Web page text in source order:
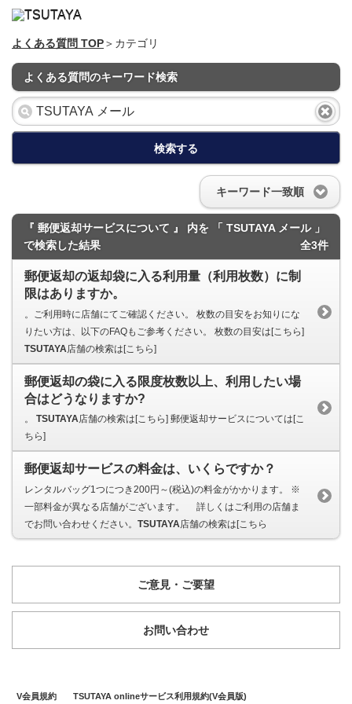
よくある質問 TOP＞カテゴリ
よくある質問のキーワード検索
検索する
キーワード一致順
『 郵便返却サービスについて 』 内を 「 TSUTAYA メール 」
で検索した結果
全3件
郵便返却の返却袋に入る利用量（利用枚数）に制
限はありますか。
。ご利用時に店舗にてご確認ください。 枚数の目安をお知りにな
りたい方は、以下のFAQもご参考ください。 枚数の目安は[こちら]
TSUTAYA店舗の検索は[こちら]
郵便返却の袋に入る限度枚数以上、利用したい場
合はどうなりますか?
。 TSUTAYA店舗の検索は[こちら] 郵便返却サービスについては[こ
ちら]
郵便返却サービスの料金は、いくらですか？
レンタルバッグ1つにつき200円～(税込)の料金がかかります。 ※
一部料金が異なる店舗がございます。 詳しくはご利用の店舗ま
でお問い合わせください。 TSUTAYA 店舗の検索は[こちら
ご意見・ご要望
お問い合わせ
V会員規約 TSUTAYA onlineサービス利用規約(V会員版)